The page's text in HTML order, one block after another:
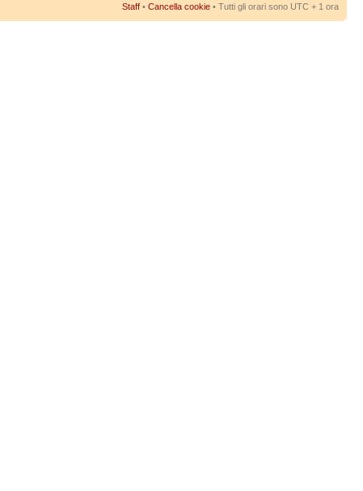
Staff • Cancella cookie • Tutti gli orari sono UTC + 1 ora